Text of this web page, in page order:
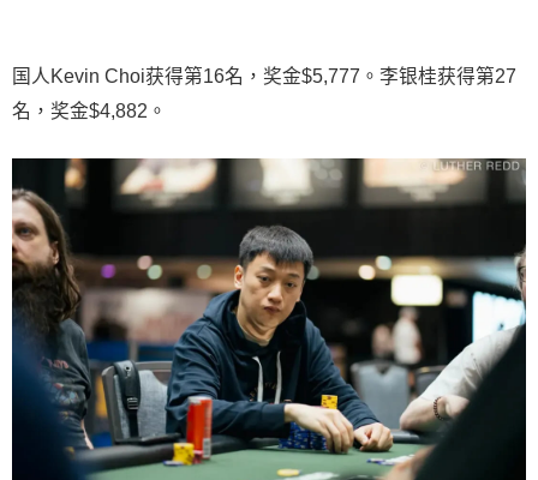
国人Kevin Choi获得第16名，奖金$5,777。李银桂获得第27
名，奖金$4,882。